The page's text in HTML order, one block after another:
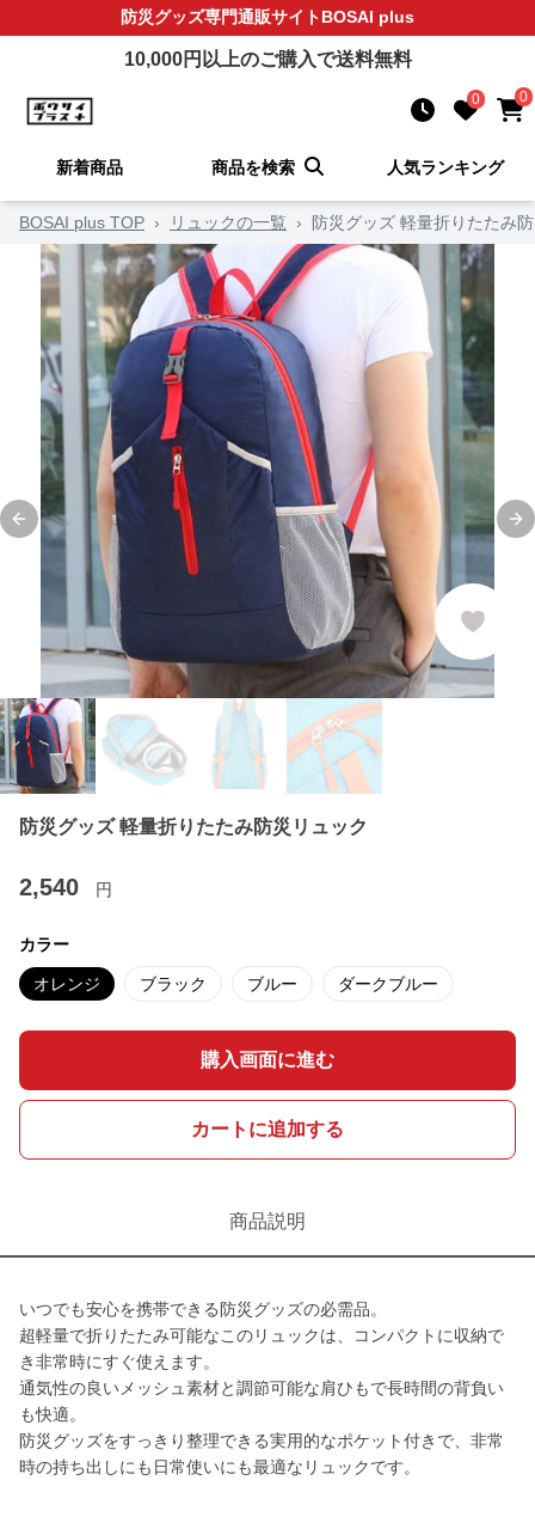
防災グッズ専門通販サイトBOSAI plus
10,000円以上のご購入で送料無料
0 0
新着商品 商品を検索 人気ランキング
BOSAI plus TOP › リュックの一覧 › 防災グッズ 軽量折りたたみ
Previous slide
防災グッズ 軽量折りたたみ防災リュック
2,540 円
カラー
オレンジ ブラック ブルー ダークブルー
購入画面に進む
カートに追加する
商品説明
いつでも安心を携帯できる防災グッズの必需品。
超軽量で折りたたみ可能なこのリュックは、コンパクトに収納で
き非常時にすぐ使えます。
通気性の良いメッシュ素材と調節可能な肩ひもで長時間の背負い
も快適。
防災グッズをすっきり整理できる実用的なポケット付きで、非常
時の持ち出しにも日常使いにも最適なリュックです。